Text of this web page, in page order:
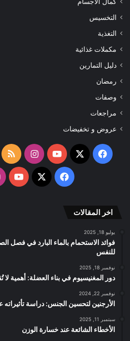
التخسيس
التغذية
مكملات غذائية
دليل التمارين
رمضان
وصفات
مراجعات
عروض و تخفيضات
فيسبوك
‫X
‫YouTubeانستقرام
فيسبوك
‫X
اخر المقالات
يوليو 18, 2025
فوائد الاستحمام بالماء البارد في فصل
للنفس
نوفمبر 18, 2025
دور المغنيسيوم في بناء العضلة: أهمية لا
نوفمبر 22, 2024
الأرجنين لتحسين الجنس: دراسة
سبتمبر 11, 2025
الأخطاء الشائعة عند خسارة الوزن